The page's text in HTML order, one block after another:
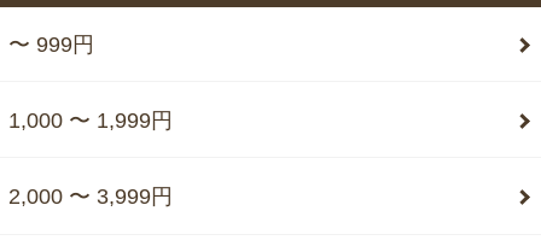
〜 999円
1,000 〜 1,999円
2,000 〜 3,999円